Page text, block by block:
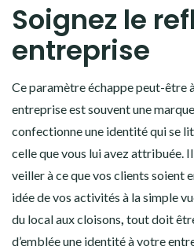
Soignez le
entreprise
Ce paramètre échappe peut-être
entreprise est souvent une
confectionne une identité qui se
celle que vous lui avez attribuée.
veiller à ce que vos clients soient
idée de vos activités à la simple
du local aux cloisons, tout doit
d’emblée une identité à votre